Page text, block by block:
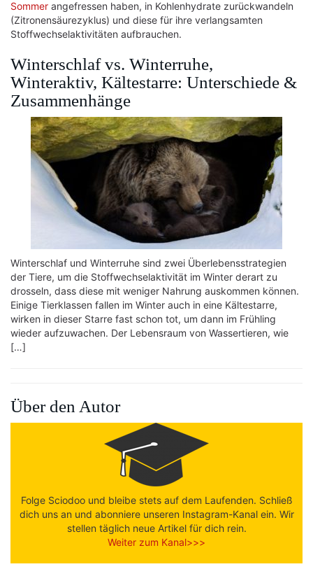
Sommer angefressen haben, in Kohlenhydrate zurückwandeln
(Zitronensäurezyklus) und diese für ihre verlangsamten
Stoffwechselaktivitäten aufbrauchen.
Winterschlaf vs. Winterruhe,
Winteraktiv, Kältestarre: Unterschiede &
Zusammenhänge
Winterschlaf und Winterruhe sind zwei Überlebensstrategien
der Tiere, um die Stoffwechselaktivität im Winter derart zu
drosseln, dass diese mit weniger Nahrung auskommen können.
Einige Tierklassen fallen im Winter auch in eine Kältestarre,
wirken in dieser Starre fast schon tot, um dann im Frühling
wieder aufzuwachen. Der Lebensraum von Wassertieren, wie
[…]
Über den Autor
Folge Sciodoo und bleibe stets auf dem Laufenden. Schließ
dich uns an und abonniere unseren Instagram-Kanal ein. Wir
stellen täglich neue Artikel für dich rein.
Weiter zum Kanal>>>